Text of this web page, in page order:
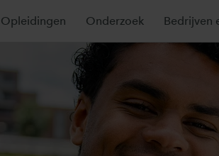
Opleidingen Onderzoek Bedrijven